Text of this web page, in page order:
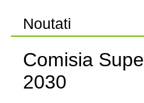
Noutati
Comisia
2030